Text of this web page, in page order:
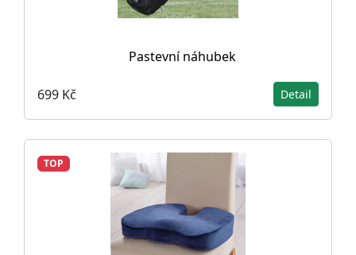
Pastevní náhubek
699 Kč Detail
TOP